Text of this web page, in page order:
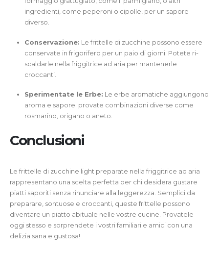
ingredienti, come peperoni o cipolle, per un sapore
diverso.
Conservazione: Le frittelle di zucchine possono essere
conservate in frigorifero per un paio di giorni. Potete ri-
scaldarle nella friggitrice ad aria per mantenerle
croccanti.
Sperimentate le Erbe: Le erbe aromatiche aggiungono
aroma e sapore; provate combinazioni diverse come
rosmarino, origano o aneto.
Conclusioni
Le frittelle di zucchine light preparate nella friggitrice ad aria
rappresentano una scelta perfetta per chi desidera gustare
piatti saporiti senza rinunciare alla leggerezza. Semplici da
preparare, sontuose e croccanti, queste frittelle possono
diventare un piatto abituale nelle vostre cucine. Provatele
oggi stesso e sorprendete i vostri familiari e amici con una
delizia sana e gustosa!